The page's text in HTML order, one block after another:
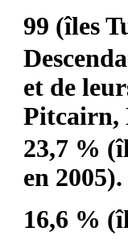
99 (îles
et de
Pitcairn,
23,7 %
en 2005).
16,6 %